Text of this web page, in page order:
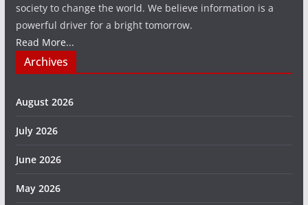
society to change the world. We believe information is a
powerful driver for a bright tomorrow.
Read More...
Archives
August 2026
July 2026
June 2026
May 2026